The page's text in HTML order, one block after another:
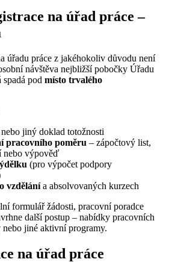
na úřad práce –
úřadu práce z jakéhokoliv důvodu není
návštěva nejbližší pobočky Úřadu
pod místo trvalého
nebo jiný doklad totožnosti
pracovního poměru – zápočtový list,
nebo výpověď
(pro výpočet podpory
vzdělánía absolvovaných kurzech
formulář žádosti, pracovní poradce
další postup – nabídky pracovních
jiné aktivní programy.
na úřad práce